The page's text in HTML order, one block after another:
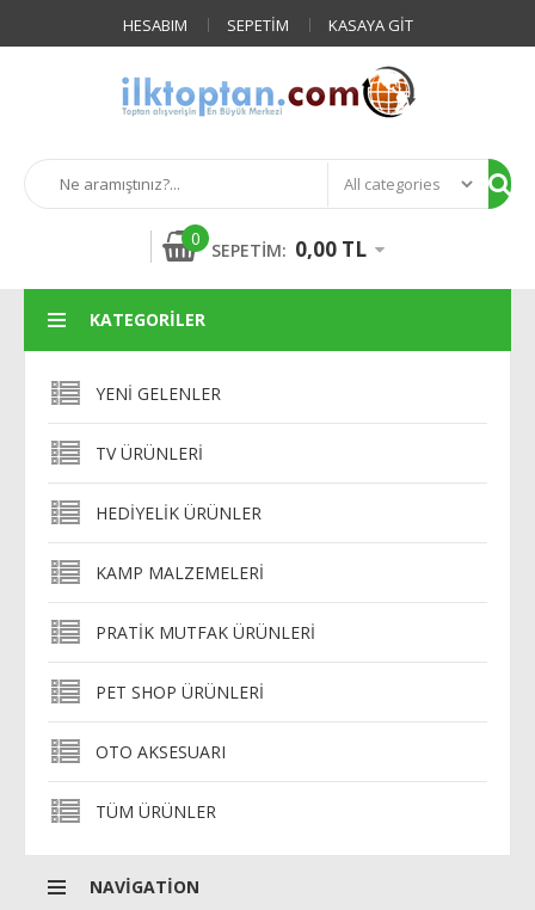
HESABIM SEPETIM KASAYA GIT
0
SEPETIM: 0,00 TL
KATEGORILER
YENI GELENLER
TV ÜRÜNLERI
HEDIYELIK ÜRÜNLER
KAMP MALZEMELERI
PRATIK MUTFAK ÜRÜNLERI
PET SHOP ÜRÜNLERI
OTO AKSESUARI
TÜM ÜRÜNLER
NAVIGATION